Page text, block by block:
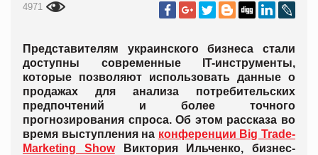
4971
Представителям украинского бизнеса стали
доступны современные IT-инструменты,
которые позволяют использовать данные о
продажах для анализа потребительских
предпочтений и более точного
прогнозирования спроса. Об этом рассказа во
время выступления на конференции Big Trade-
Marketing ShowВиктория Ильченко, бизнес-